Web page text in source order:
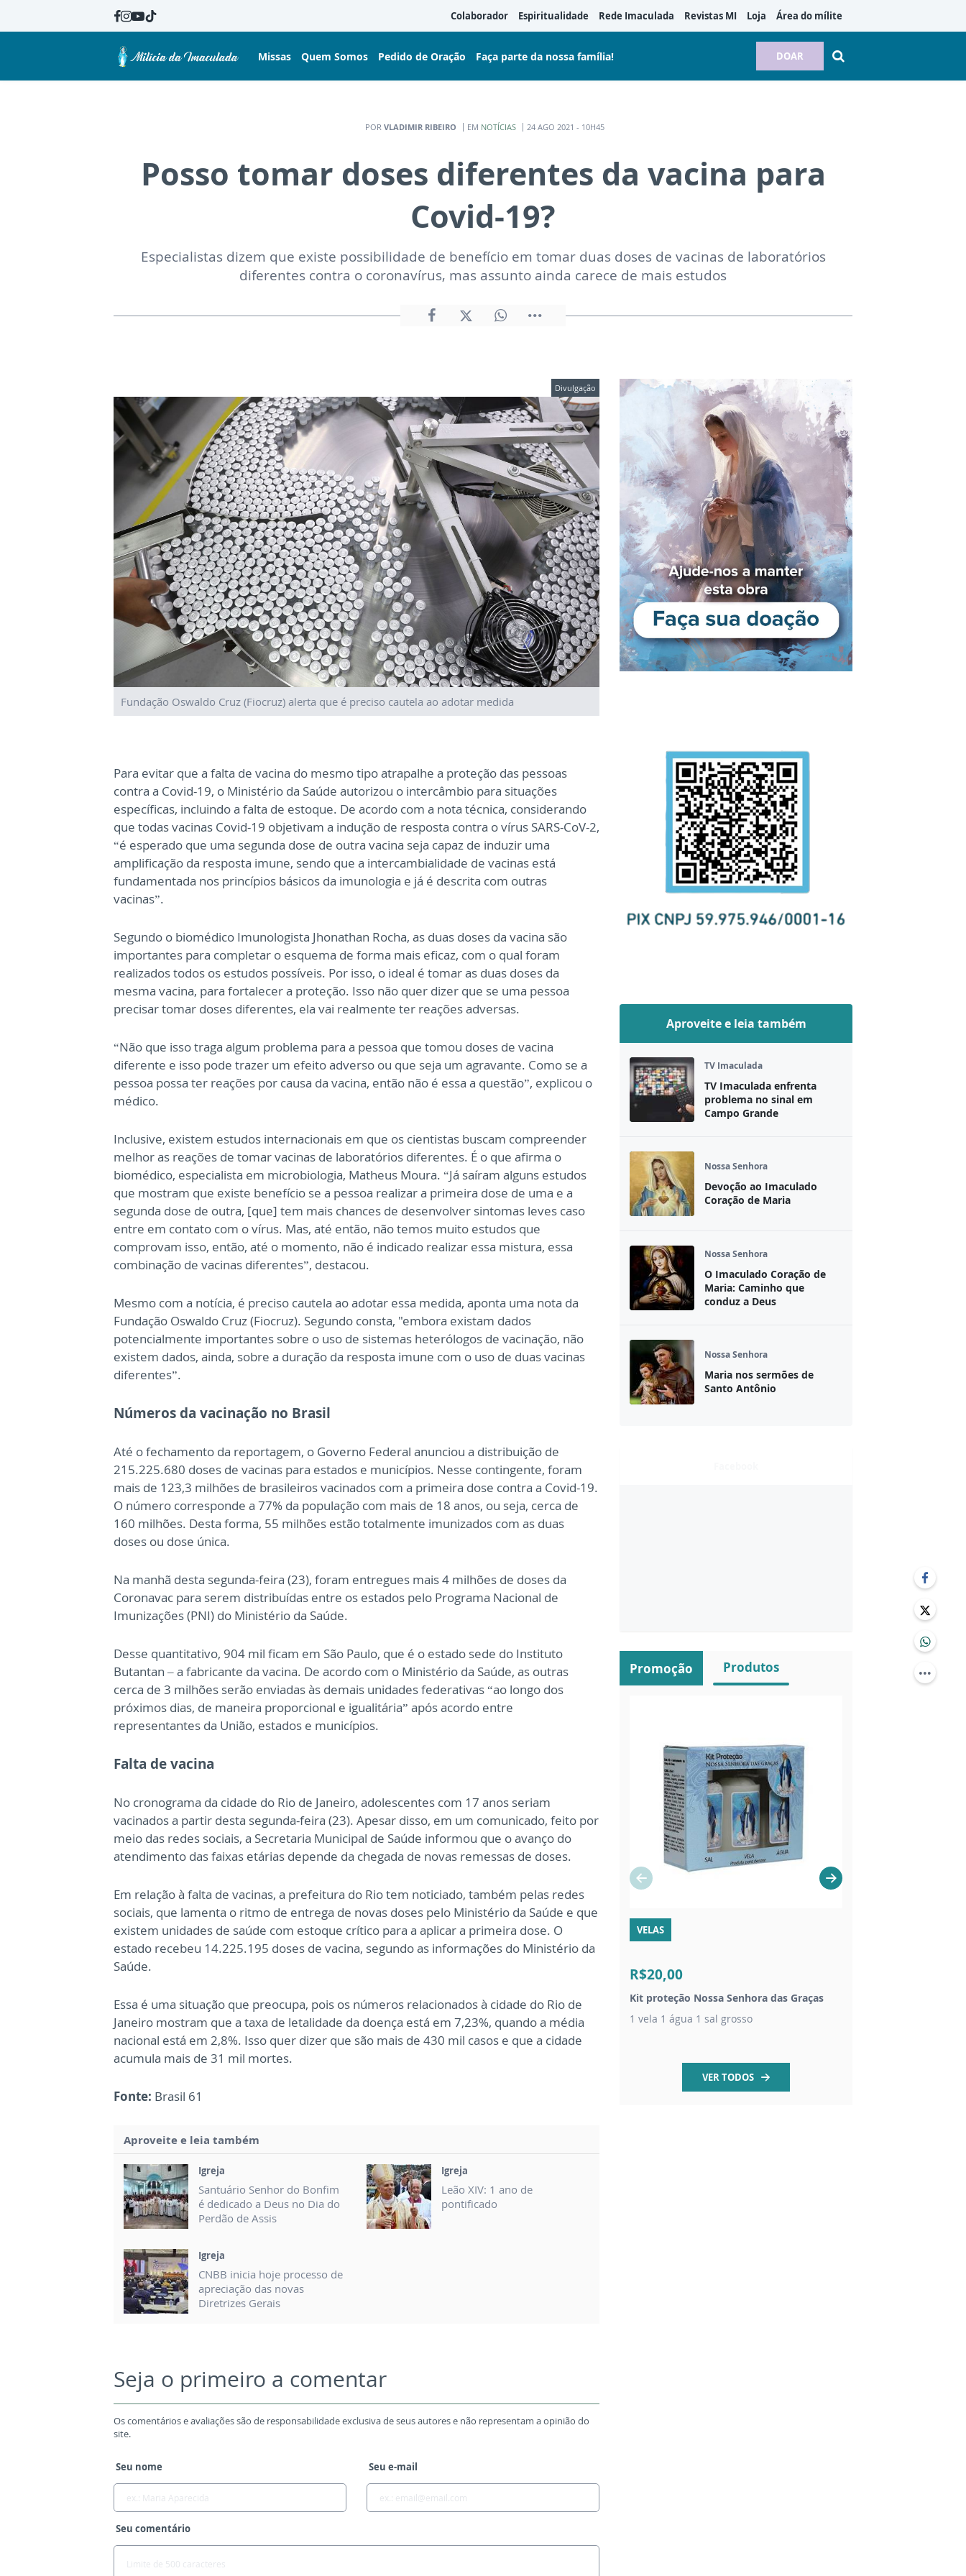
Colaborador Espiritualidade Rede Imaculada Revistas MI Loja Área do mílite
Missas Quem Somos Pedido de Oração Faça parte da nossa família! DOAR
POR VLADIMIR RIBEIRO EM NOTÍCIAS 24 AGO 2021 - 10H45
Posso tomar doses diferentes da vacina para
Covid-19?
Especialistas dizem que existe possibilidade de benefício em tomar duas doses de vacinas de laboratórios
diferentes contra o coronavírus, mas assunto ainda carece de mais estudos
Divulgação
Fundação Oswaldo Cruz (Fiocruz) alerta que é preciso cautela ao adotar medida
Para evitar que a falta de vacina do mesmo tipo atrapalhe a proteção das pessoas
contra a Covid-19, o Ministério da Saúde autorizou o intercâmbio para situações
específicas, incluindo a falta de estoque. De acordo com a nota técnica, considerando
que todas vacinas Covid-19 objetivam a indução de resposta contra o vírus SARS-CoV-2,
“é esperado que uma segunda dose de outra vacina seja capaz de induzir uma
amplificação da resposta imune, sendo que a intercambialidade de vacinas está
fundamentada nos princípios básicos da imunologia e já é descrita com outras
vacinas”.
Segundo o biomédico Imunologista Jhonathan Rocha, as duas doses da vacina são
importantes para completar o esquema de forma mais eficaz, com o qual foram
realizados todos os estudos possíveis. Por isso, o ideal é tomar as duas doses da
mesma vacina, para fortalecer a proteção. Isso não quer dizer que se uma pessoa
precisar tomar doses diferentes, ela vai realmente ter reações adversas.
“Não que isso traga algum problema para a pessoa que tomou doses de vacina
diferente e isso pode trazer um efeito adverso ou que seja um agravante. Como se a
pessoa possa ter reações por causa da vacina, então não é essa a questão”, explicou o
médico.
Inclusive, existem estudos internacionais em que os cientistas buscam compreender
melhor as reações de tomar vacinas de laboratórios diferentes. É o que afirma o
biomédico, especialista em microbiologia, Matheus Moura. “Já saíram alguns estudos
que mostram que existe benefício se a pessoa realizar a primeira dose de uma e a
segunda dose de outra, [que] tem mais chances de desenvolver sintomas leves caso
entre em contato com o vírus. Mas, até então, não temos muito estudos que
comprovam isso, então, até o momento, não é indicado realizar essa mistura, essa
combinação de vacinas diferentes”, destacou.
Mesmo com a notícia, é preciso cautela ao adotar essa medida, aponta uma nota da
Fundação Oswaldo Cruz (Fiocruz). Segundo consta, "embora existam dados
potencialmente importantes sobre o uso de sistemas heterólogos de vacinação, não
existem dados, ainda, sobre a duração da resposta imune com o uso de duas vacinas
diferentes”.
Números da vacinação no Brasil
Até o fechamento da reportagem, o Governo Federal anunciou a distribuição de
215.225.680 doses de vacinas para estados e municípios. Nesse contingente, foram
mais de 123,3 milhões de brasileiros vacinados com a primeira dose contra a Covid-19.
O número corresponde a 77% da população com mais de 18 anos, ou seja, cerca de
160 milhões. Desta forma, 55 milhões estão totalmente imunizados com as duas
doses ou dose única.
Na manhã desta segunda-feira (23), foram entregues mais 4 milhões de doses da
Coronavac para serem distribuídas entre os estados pelo Programa Nacional de
Imunizações (PNI) do Ministério da Saúde.
Desse quantitativo, 904 mil ficam em São Paulo, que é o estado sede do Instituto
Butantan – a fabricante da vacina. De acordo com o Ministério da Saúde, as outras
cerca de 3 milhões serão enviadas às demais unidades federativas “ao longo dos
próximos dias, de maneira proporcional e igualitária” após acordo entre
representantes da União, estados e municípios.
Falta de vacina
No cronograma da cidade do Rio de Janeiro, adolescentes com 17 anos seriam
vacinados a partir desta segunda-feira (23). Apesar disso, em um comunicado, feito por
meio das redes sociais, a Secretaria Municipal de Saúde informou que o avanço do
atendimento das faixas etárias depende da chegada de novas remessas de doses.
Em relação à falta de vacinas, a prefeitura do Rio tem noticiado, também pelas redes
sociais, que lamenta o ritmo de entrega de novas doses pelo Ministério da Saúde e que
existem unidades de saúde com estoque crítico para a aplicar a primeira dose. O
estado recebeu 14.225.195 doses de vacina, segundo as informações do Ministério da
Saúde.
Essa é uma situação que preocupa, pois os números relacionados à cidade do Rio de
Janeiro mostram que a taxa de letalidade da doença está em 7,23%, quando a média
nacional está em 2,8%. Isso quer dizer que são mais de 430 mil casos e que a cidade
acumula mais de 31 mil mortes.
Fonte: Brasil 61
Aproveite e leia também
Igreja
Santuário Senhor do Bonfim
é dedicado a Deus no Dia do
Perdão de Assis
Igreja
Leão XIV: 1 ano de
pontificado
Igreja
CNBB inicia hoje processo de
apreciação das novas
Diretrizes Gerais
Seja o primeiro a comentar
Os comentários e avaliações são de responsabilidade exclusiva de seus autores e não representam a opinião do
site.
Seu nome Seu e-mail
Seu comentário
Promoção Produtos
VELAS
R$20,00
Kit proteção Nossa Senhora das Graças
1 vela 1 água 1 sal grosso
VER TODOS
Aproveite e leia também
TV Imaculada
TV Imaculada enfrenta
problema no sinal em
Campo Grande
Nossa Senhora
Devoção ao Imaculado
Coração de Maria
Nossa Senhora
O Imaculado Coração de
Maria: Caminho que
conduz a Deus
Nossa Senhora
Maria nos sermões de
Santo Antônio